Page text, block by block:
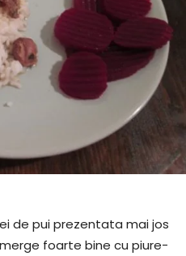
de pui prezentata mai jos
foarte bine cu piure-